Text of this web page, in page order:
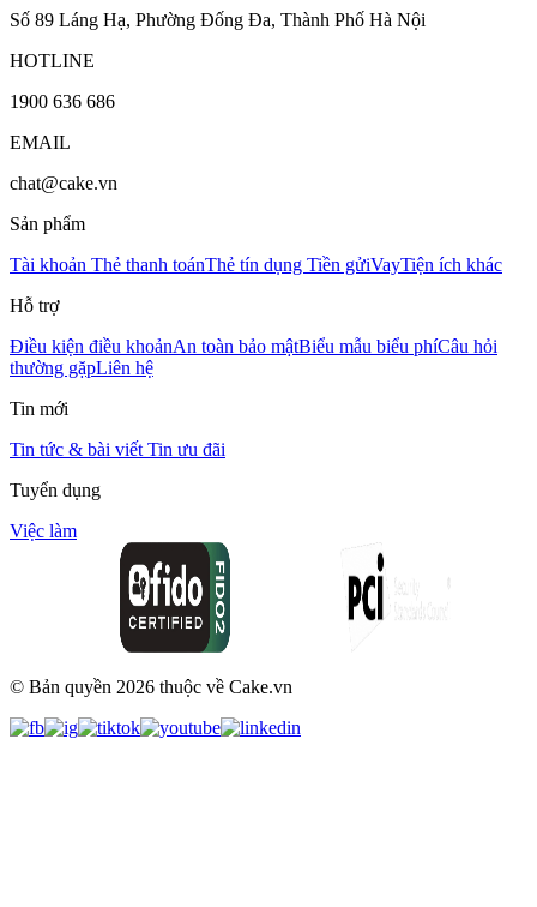
Số 89 Láng Hạ, Phường Đống Đa, Thành Phố Hà Nội
HOTLINE
1900 636 686
EMAIL
chat@cake.vn
Sản phẩm
Tài khoản Thẻ thanh toánThẻ tín dụng Tiền gửiVayTiện ích khác
Hỗ trợ
Điều kiện điều khoảnAn toàn bảo mậtBiểu mẫu biểu phíCâu hỏi
thường gặpLiên hệ
Tin mới
Tin tức & bài viết Tin ưu đãi
Tuyển dụng
Việc làm
© Bản quyền 2026 thuộc về Cake.vn